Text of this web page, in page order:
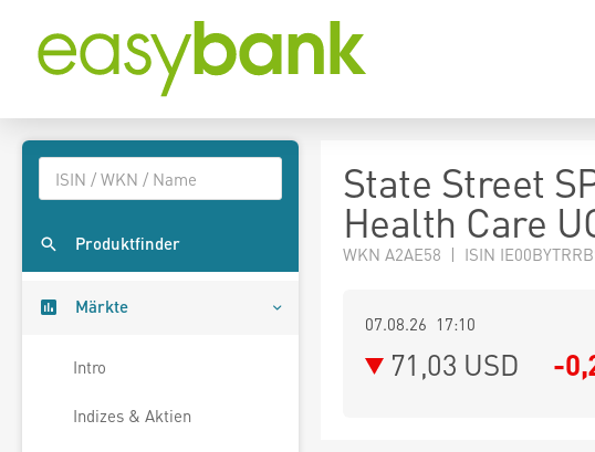
Produktfinder
Märkte
Intro
Indizes & Aktien
State Street
Health Care
WKN A2AE58 | ISIN
07.08.26 17:10
71,03 USD -